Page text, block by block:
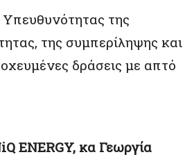
Υπευθυνότητας της
της συμπερίληψης και
δράσεις με απτό
ENERGY, κα Γεωργία